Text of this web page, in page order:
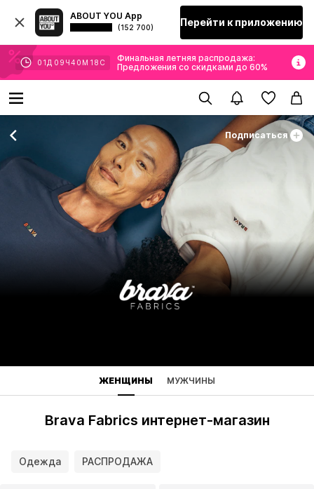
ABOUT YOU App
(152 700) Перейти к приложению
01 Д 09 Ч40 М 18 С
Финальная летняя распродажа:
Предложения со скидками до 60%
Подписаться
ЖЕНЩИНЫ МУЖЧИНЫ
Brava Fabrics интернет-магазин
Одежда РАСПРОДАЖА